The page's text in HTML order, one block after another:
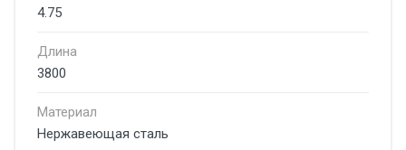
4.75
Длина
3800
Материал
Нержавеющая сталь